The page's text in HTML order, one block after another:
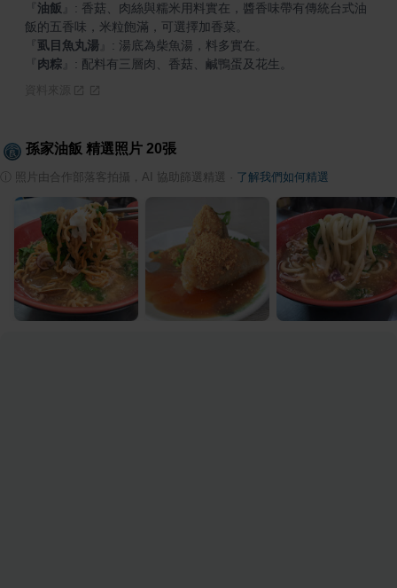
油飯
: 香菇、肉絲與糯米用料實在，醬香味帶有傳統台式油
虱目魚丸湯
肉粽 : 配料有三層肉、香菇、鹹鴨蛋及花生。
孫家油飯 精選照片 20張
照片由合作部落客拍攝，AI 協助篩選精選 了解我們如何精選